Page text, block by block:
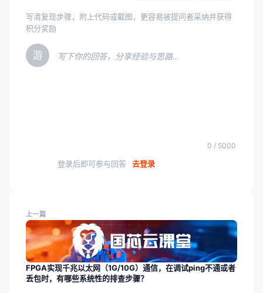
写清复现步骤，附上代码或截图，更容易被提问者采纳并获得
积分奖励
游 写下你的回答，分享经验与思路…
0 / 5000
登录后即可参与回答 去登录
上一篇
FPGA实现千兆以太网（1G/10G）通信，在调试ping不通或者
丢包时，有哪些系统性的排查步骤？